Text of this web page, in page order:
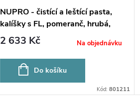
NUPRO - čistící a leštící pasta,
kalíšky s FL, pomeranč, hrubá,
200x1,9g
2 633 Kč Na objednávku
Do košíku
Kód: 801211